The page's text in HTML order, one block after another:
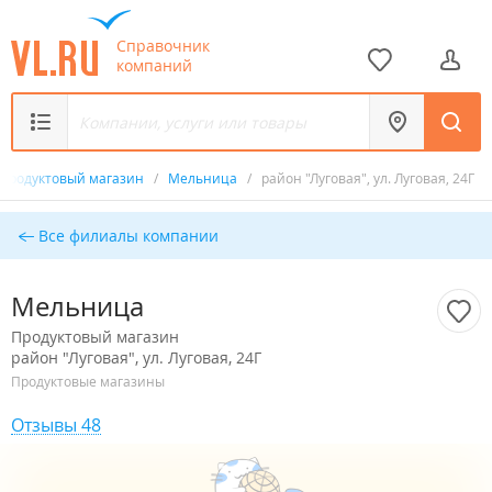
Справочник
компаний
Продуктовый магазин / Мельница / район "Луговая", ул. Луговая, 24Г
Все филиалы компании
Мельница
Продуктовый магазин
район "Луговая", ул. Луговая, 24Г
Продуктовые магазины
Отзывы 48